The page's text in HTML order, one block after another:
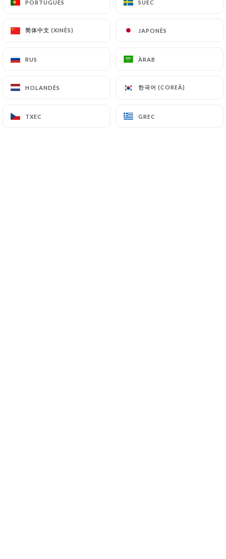
PORTUGUÈS SUEC
简体中文 (XINÈS) JAPONÈS
RUS ÀRAB
HOLANDÈS 한국어 (COREÀ)
TXEC GREC
PORTUGUÈS SUEC
简体中文 (XINÈS) JAPONÈS
RUS ÀRAB
HOLANDÈS 한국어 (COREÀ)
TXEC GREC